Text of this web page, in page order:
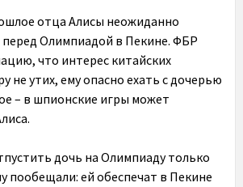
отца Алисы неожиданно
перед Олимпиадой в Пекине. ФБР
что интерес китайских
не утих, ему опасно ехать с дочерью
– в шпионские игры может
дочь на Олимпиаду только
пообещали: ей обеспечат в Пекине